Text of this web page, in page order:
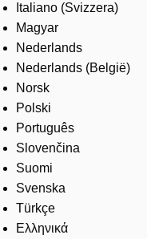
Italiano (Svizzera)
Magyar
Nederlands
Nederlands (België)
Norsk
Polski
Português
Slovenčina
Suomi
Svenska
Türkçe
Ελληνικά